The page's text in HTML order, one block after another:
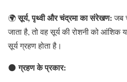
🌍सूर्य, पृथ्वी और चंद्रमा का संरेखण:जब
जाता है, तो वह सूर्य की रोशनी को आंशिक
सूर्य ग्रहण होता है।
🌑ग्रहण के प्रकार: